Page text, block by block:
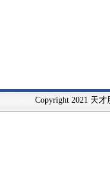
Copyright 2021 天